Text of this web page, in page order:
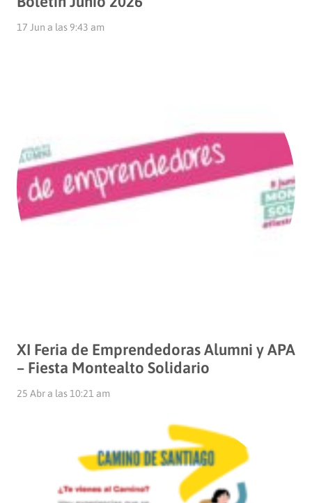
17 Jun a las 9:43 am
XI Feria de Emprendedoras Alumni y APA
– Fiesta Montealto Solidario
25 Abr a las 10:21 am